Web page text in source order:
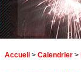
Accueil > Calendrier >